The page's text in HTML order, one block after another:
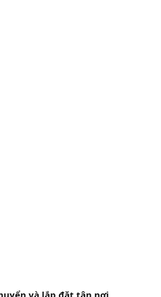
và lắp đặt tận nơi